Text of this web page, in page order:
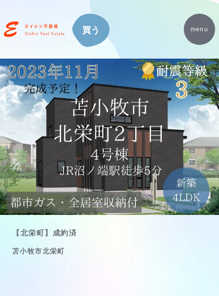
menu
買う
【北栄町】成約済
苫小牧市北栄町